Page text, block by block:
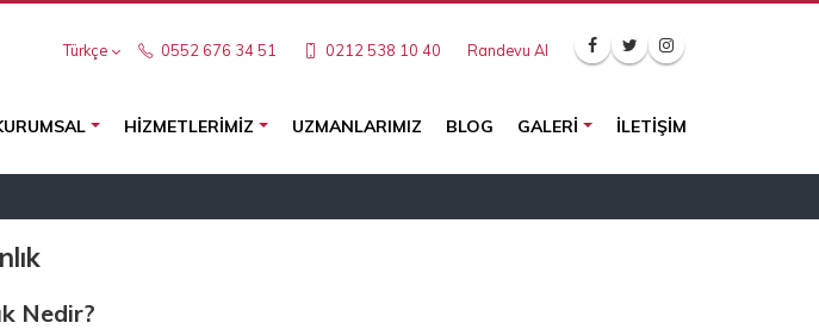
Türkçe 0552 676 34 51 0212 538 10 40 Randevu Al
HIZMETLERIMIZ UZMANLARIMIZ BLOG GALERI İLETIŞIM
Nedir?